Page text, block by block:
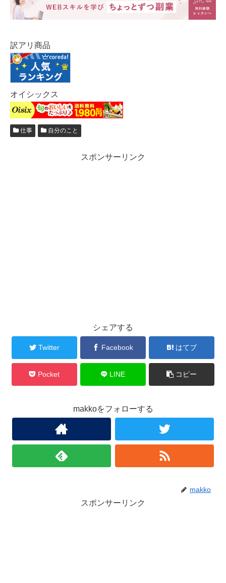
訳アリ商品
オイシックス
仕事 自分のこと
スポンサーリンク
シェアする
Twitter Facebook はてブ
Pocket LINE コピー
makkoをフォローする
makko
スポンサーリンク